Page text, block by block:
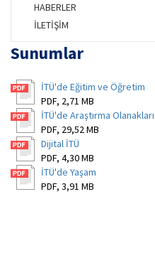
HABERLER
İLETİŞİM
Sunumlar
İTÜ'de Eğitim ve Öğretim
PDF, 2,71 MB
İTÜ'de Araştırma Olanakları
PDF, 29,52 MB
Dijital İTÜ
PDF, 4,30 MB
İTÜ'de Yaşam
PDF, 3,91 MB